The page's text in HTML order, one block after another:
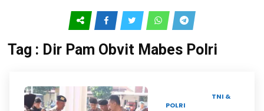
Tag : Dir Pam Obvit Mabes Polri
TNI &
POLRI